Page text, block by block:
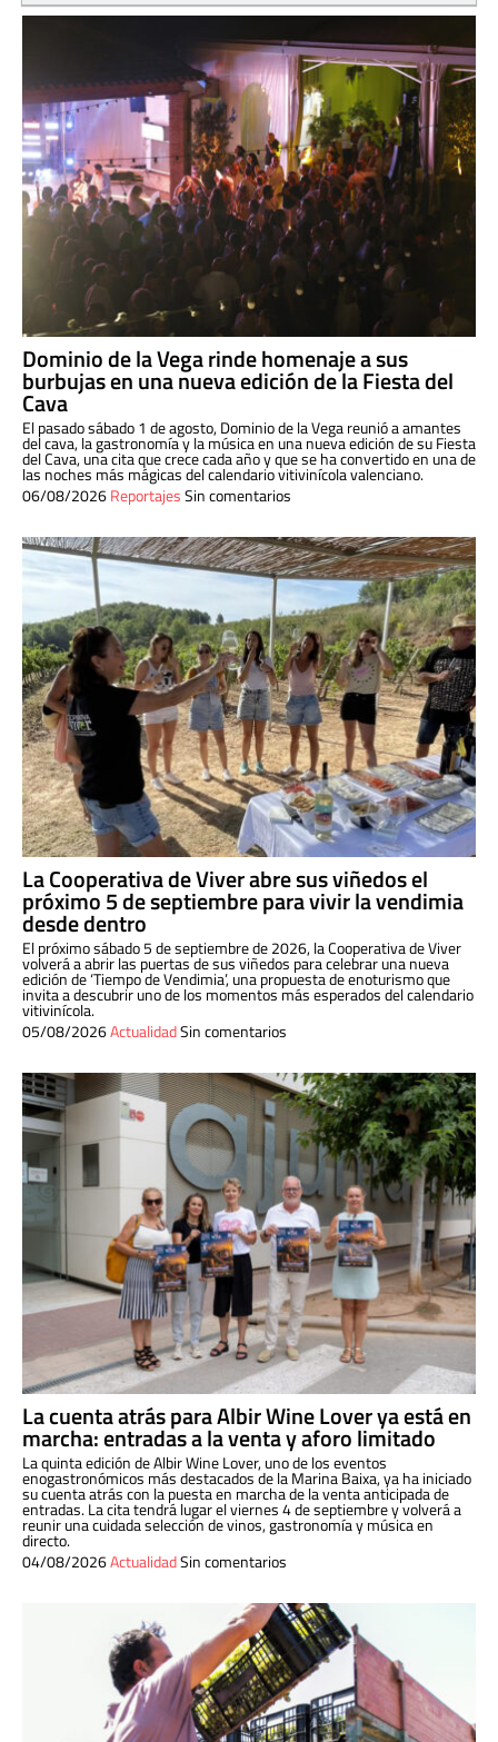
Dominio de la Vega rinde homenaje a sus
burbujas en una nueva edición de la Fiesta del
Cava
El pasado sábado 1 de agosto, Dominio de la Vega reunió a amantes
del cava, la gastronomía y la música en una nueva edición de su Fiesta
del Cava, una cita que crece cada año y que se ha convertido en una de
las noches más mágicas del calendario vitivinícola valenciano.
06/08/2026ReportajesSin comentarios
La Cooperativa de Viver abre sus viñedos el
próximo 5 de septiembre para vivir la vendimia
desde dentro
El próximo sábado 5 de septiembre de 2026, la Cooperativa de Viver
volverá a abrir las puertas de sus viñedos para celebrar una nueva
edición de ‘Tiempo de Vendimia’, una propuesta de enoturismo que
invita a descubrir uno de los momentos más esperados del calendario
vitivinícola.
05/08/2026ActualidadSin comentarios
La cuenta atrás para Albir Wine Lover ya está en
marcha: entradas a la venta y aforo limitado
La quinta edición de Albir Wine Lover, uno de los eventos
enogastronómicos más destacados de la Marina Baixa, ya ha iniciado
su cuenta atrás con la puesta en marcha de la venta anticipada de
entradas. La cita tendrá lugar el viernes 4 de septiembre y volverá a
reunir una cuidada selección de vinos, gastronomía y música en
directo.
04/08/2026ActualidadSin comentarios